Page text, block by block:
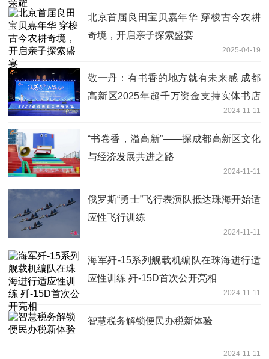
北京首届良田宝贝嘉年华 穿梭古今农耕
奇境，开启亲子探索盛宴
2025-04-19
敬一丹：有书香的地方就有未来感 成都
高新区2025年超千万资金支持实体书店
2024-11-11
“书卷香，溢高新”——探成都高新区文化
与经济发展共进之路
2024-11-11
俄罗斯“勇士”飞行表演队抵达珠海开始适
应性飞行训练
2024-11-11
海军歼-15系列舰载机编队在珠海进行适
应性训练 歼-15D首次公开亮相
2024-11-11
智慧税务解锁便民办税新体验
2024-11-11